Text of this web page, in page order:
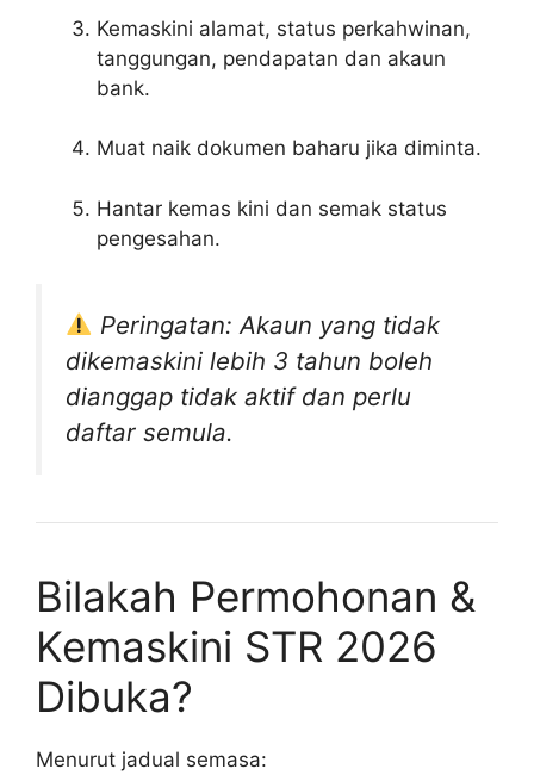
Kemaskini alamat, status perkahwinan,
tanggungan, pendapatan dan akaun
bank.
Muat naik dokumen baharu jika diminta.
Hantar kemas kini dan semak status
pengesahan.
Peringatan: Akaun yang tidak
dikemaskini lebih 3 tahun boleh
dianggap tidak aktif dan perlu
daftar semula.
Bilakah Permohonan &
Kemaskini STR 2026
Dibuka?
Menurut jadual semasa: